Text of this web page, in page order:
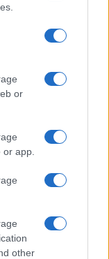
or
app.
other